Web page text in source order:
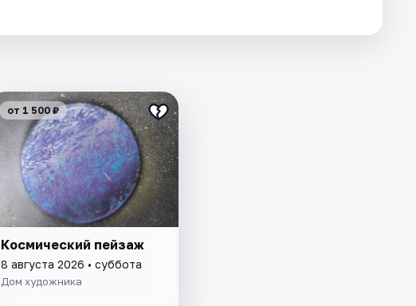
от 1 500 ₽
Космический пейзаж
8 августа 2026 • суббота
Дом художника